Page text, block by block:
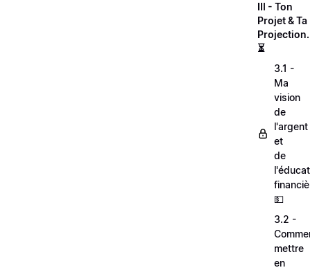
III - Ton
Projet & Ta
Projection.
⏳
3.1 -
Ma
vision
de
l'argent
et
de
💵
3.2 -
mettre
en